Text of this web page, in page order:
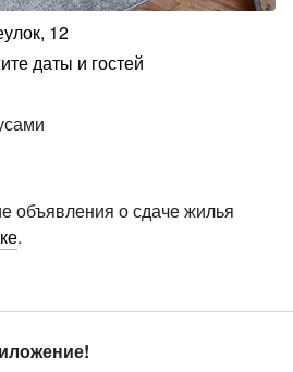
12
даты и гостей
объявления о сдаче жилья
.